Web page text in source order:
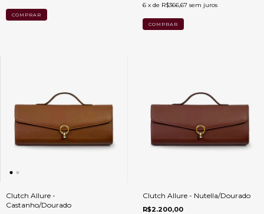
6 x de R$366,67 sem juros
Clutch Allure -
Castanho/Dourado
Clutch Allure - Nutella/Dourado
R$2.200,00